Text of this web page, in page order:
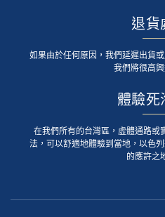
退貨
如果由於任何原因，我們延遲出貨
我們將很高
體驗死
在我們所有的台灣區，虛體通路或
法，可以舒適地體驗到當地，以色
的應許之